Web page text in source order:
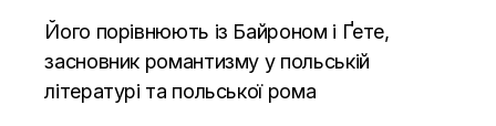
Його порівнюють із Байроном і Ґете,
засновник романтизму у польській
літературі та польської рома